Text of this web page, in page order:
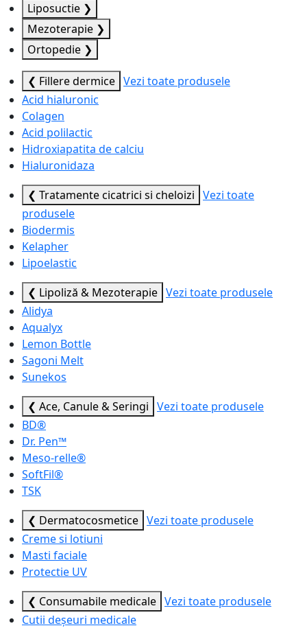
Liposuctie ❯
Mezoterapie ❯
Ortopedie ❯
❮ Fillere dermice Vezi toate produsele
Acid hialuronic
Colagen
Acid polilactic
Hidroxiapatita de calciu
Hialuronidaza
❮ Tratamente cicatrici si cheloizi Vezi toate
produsele
Biodermis
Kelapher
Lipoelastic
❮ Lipoliză & Mezoterapie Vezi toate produsele
Alidya
Aqualyx
Lemon Bottle
Sagoni Melt
Sunekos
❮ Ace, Canule & Seringi Vezi toate produsele
BD®
Dr. Pen™
Meso-relle®
SoftFil®
TSK
❮ Dermatocosmetice Vezi toate produsele
Creme si lotiuni
Masti faciale
Protectie UV
❮ Consumabile medicale Vezi toate produsele
Cutii deșeuri medicale